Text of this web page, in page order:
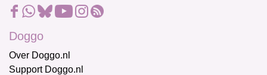
Doggo
Over Doggo.nl
Support Doggo.nl